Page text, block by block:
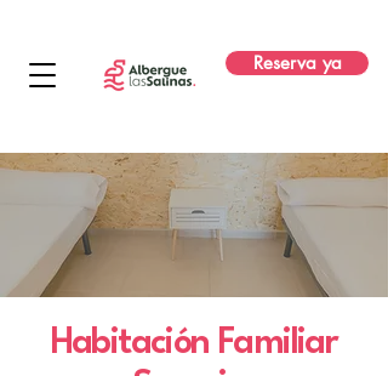
Reserva ya
Habitación Familiar